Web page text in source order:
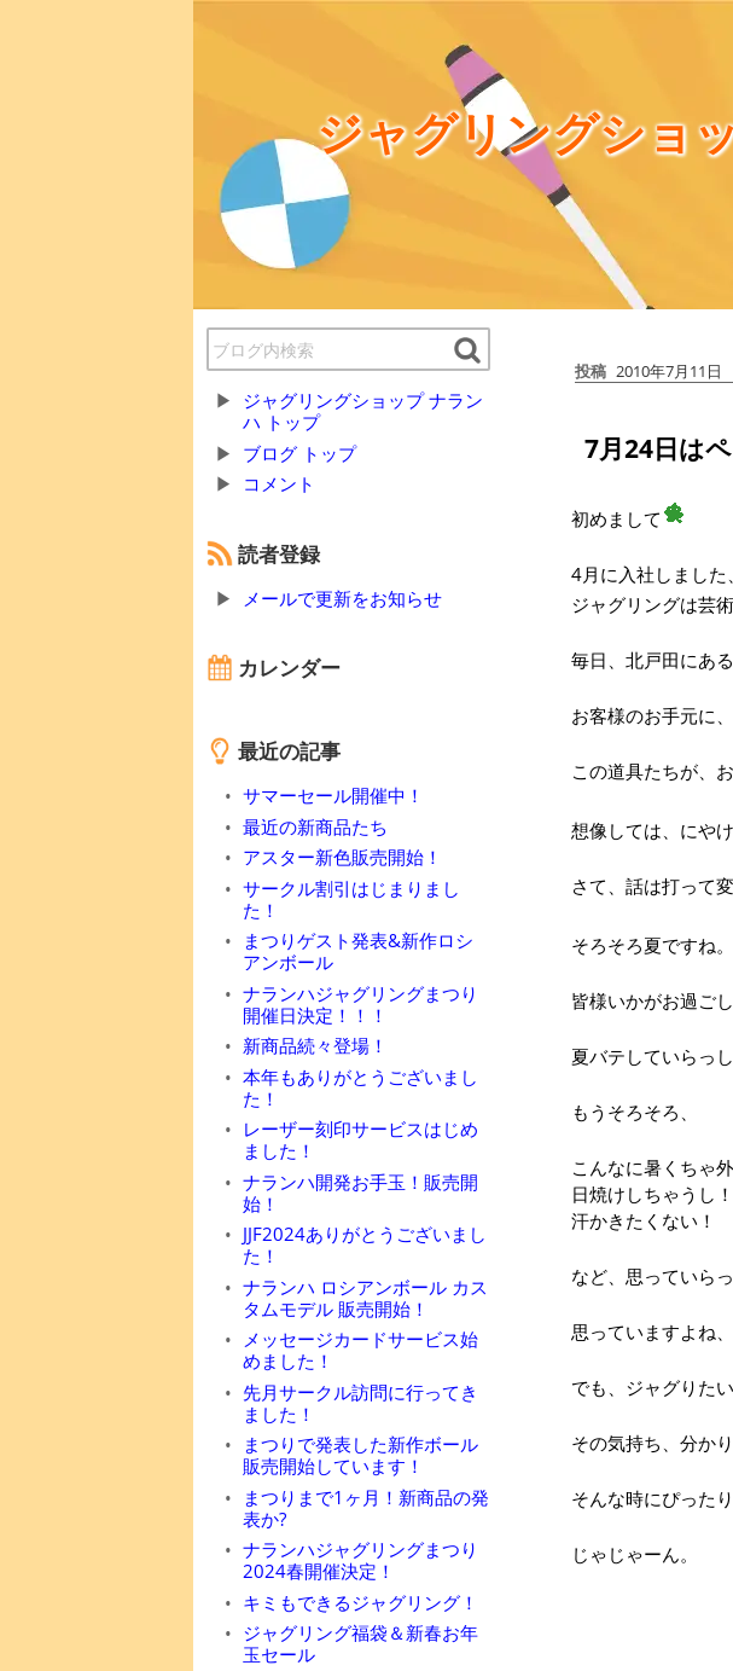
ジャグリングショ
ジャグリングショップ ナラン
ハ トップ
ブログ トップ
コメント
読者登録
メールで更新をお知らせ
カレンダー
最近の記事
サマーセール開催中！
最近の新商品たち
アスター新色販売開始！
サークル割引はじまりまし
た！
まつりゲスト発表&新作ロシ
アンボール
ナランハジャグリングまつり
開催日決定！！！
新商品続々登場！
本年もありがとうございまし
た！
レーザー刻印サービスはじめ
ました！
ナランハ開発お手玉！販売開
始！
JJF2024ありがとうございまし
た！
ナランハ ロシアンボール カス
タムモデル 販売開始！
メッセージカードサービス始
めました！
先月サークル訪問に行ってき
ました！
まつりで発表した新作ボール
販売開始しています！
まつりまで1ヶ月！新商品の発
表か?
ナランハジャグリングまつり
2024春開催決定！
キミもできるジャグリング！
ジャグリング福袋＆新春お年
玉セール
投稿 2010年7月11日
7月24日は
初めまして
4月に入社しまし
ジャグリングは芸術
毎日、北戸田にあ
お客様のお手元に
この道具たちが、
想像しては、にや
さて、話は打って変
そろそろ夏ですね
皆様いかがお過ご
夏バテしていらっ
もうそろそろ、
こんなに暑くちゃ
日焼けしちゃうし！
汗かきたくない！
など、思っていら
思っていますよね
でも、ジャグりた
その気持ち、分か
そんな時にぴった
じゃじゃーん。